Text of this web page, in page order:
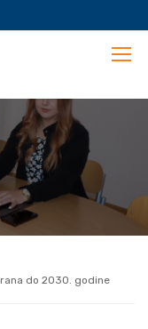
do 2030. godine